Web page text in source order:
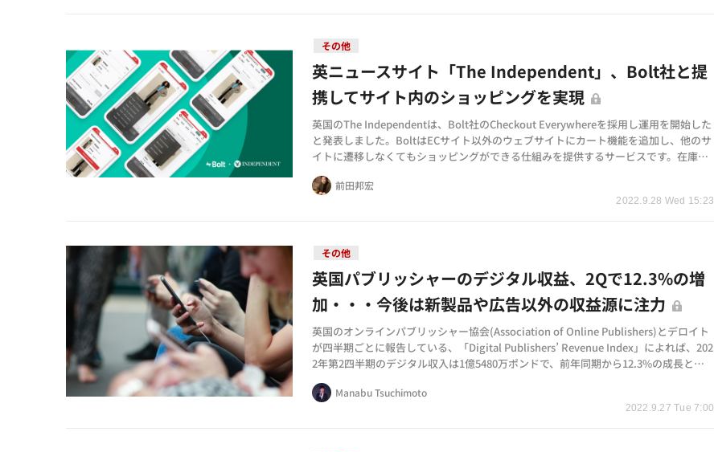
その他
2022.9.28 Wed 15:23
英ニュースサイト「The Independent」、Bolt社と提
携してサイト内のショッピングを実現
英国のThe Independentは、Bolt社のCheckout Everywhereを採用し運用を開始した
と発表しました。BoltはECサイト以外のウェブサイトにカート機能を追加し、他のサ
イトに遷移しなくてもショッピングができる仕組みを提供するサービスです。在庫も
抱えずに、提携のECサイト…
前田邦宏
その他
2022.9.27 Tue 7:00
英国パブリッシャーのデジタル収益、2Qで12.3%の増
加・・・今後は新製品や広告以外の収益源に注力
英国のオンラインパブリッシャー協会(Association of Online Publishers)とデロイト
が四半期ごとに報告している、「Digital Publishers’ Revenue Index」によれば、202
2年第2四半期のデジタル収入は1億5480万ポンドで、前年同期から12.3%の成長とな
りました。回答者の5…
Manabu Tsuchimoto